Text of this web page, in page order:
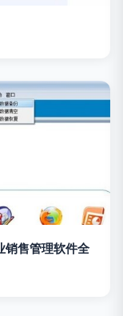
销售管理软件全